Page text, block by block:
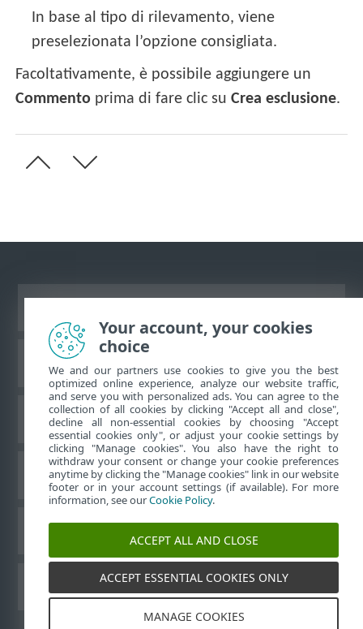
In base al tipo di rilevamento, viene
preselezionata l’opzione consigliata.
Facoltativamente, è possibile aggiungere un
Commento prima di fare clic suCrea esclusione.
ESET Knowledge Base
Forum ESET
Supporto regionale
Guide per l’utente ESET
Your account, your cookies
choice
We and our partners use cookies to give you the best
optimized online experience, analyze our website traffic,
and serve you with personalized ads. You can agree to the
collection of all cookies by clicking "Accept all and close",
decline all non-essential cookies by choosing "Accept
essential cookies only", or adjust your cookie settings by
clicking "Manage cookies". You also have the right to
withdraw your consent or change your cookie preferences
anytime by clicking the "Manage cookies" link in our website
footer or in your account settings (if available). For more
information, see ourCookie Policy.
ACCEPT ALL AND CLOSE
ACCEPT ESSENTIAL COOKIES ONLY
MANAGE COOKIES